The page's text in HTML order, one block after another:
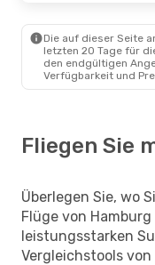
Die auf dieser Seite
letzten 20 Tage für
den endgültigen
Verfügbarkeit und
Fliegen Sie
Überlegen Sie, wo
Flüge von
leistungsstarken
Vergleichstools